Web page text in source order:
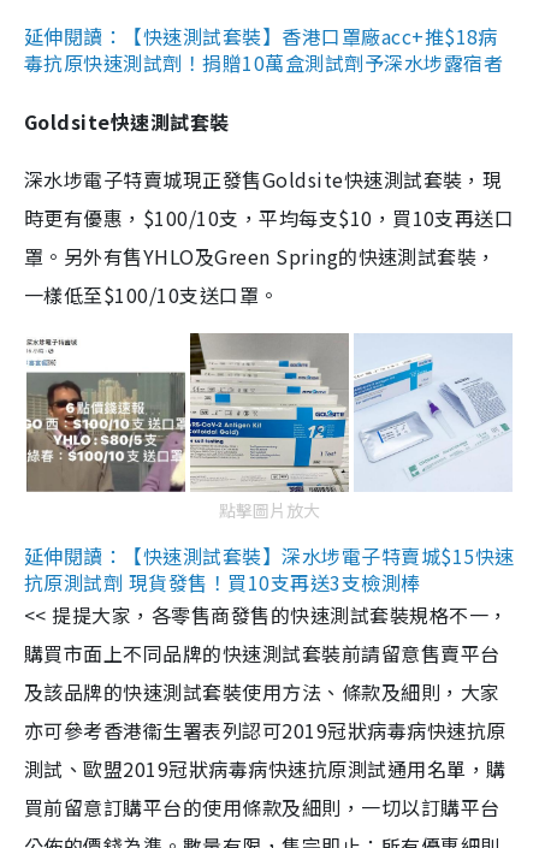
延伸閱讀：【快速測試套裝】香港口罩廠acc+推$18病
毒抗原快速測試劑！捐贈10萬盒測試劑予深水埗露宿者
Goldsite快速測試套裝
深水埗電子特賣城現正發售Goldsite快速測試套裝，現
時更有優惠，$100/10支，平均每支$10，買10支再送口
罩。另外有售YHLO及Green Spring的快速測試套裝，
一樣低至$100/10支送口罩。
點擊圖片放大
延伸閱讀：【快速測試套裝】深水埗電子特賣城$15快速
抗原測試劑 現貨發售！買10支再送3支檢測棒
<< 提提大家，各零售商發售的快速測試套裝規格不一，
購買市面上不同品牌的快速測試套裝前請留意售賣平台
及該品牌的快速測試套裝使用方法、條款及細則，大家
亦可參考香港衞生署表列認可2019冠狀病毒病快速抗原
測試、歐盟2019冠狀病毒病快速抗原測試通用名單，購
買前留意訂購平台的使用條款及細則，一切以訂購平台